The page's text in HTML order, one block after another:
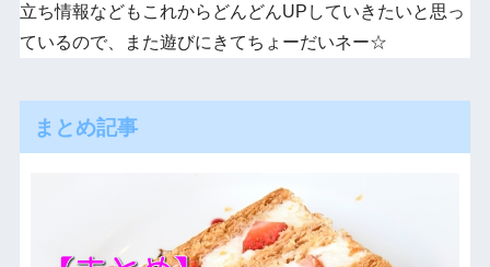
立ち情報などもこれからどんどんUPしていきたいと思っ
ているので、また遊びにきてちょーだいネー☆
まとめ記事